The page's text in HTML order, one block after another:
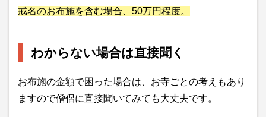
戒名のお布施を含む場合、50万円程度。
わからない場合は直接聞く
お布施の金額で困った場合は、お寺ごとの考えもあり
ますので僧侶に直接聞いてみても大丈夫です。